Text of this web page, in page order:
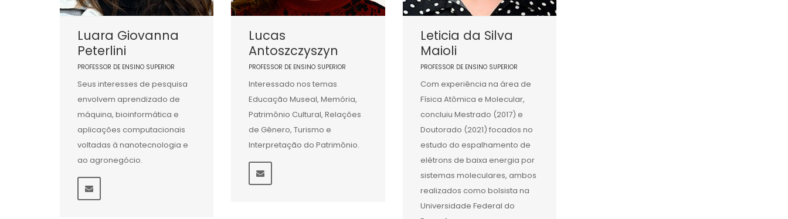
Luara Giovanna
Peterlini
PROFESSOR DE ENSINO SUPERIOR
Seus interesses de pesquisa
envolvem aprendizado de
máquina, bioinformática e
aplicações computacionais
voltadas à nanotecnologia e
ao agronegócio.
Lucas
Antoszczyszyn
PROFESSOR DE ENSINO SUPERIOR
Interessado nos temas
Educação Museal, Memória,
Patrimônio Cultural, Relações
de Gênero, Turismo e
Interpretação do Patrimônio.
Leticia da Silva
Maioli
PROFESSOR DE ENSINO SUPERIOR
Com experiência na área de
Física Atômica e Molecular,
concluiu Mestrado (2017) e
Doutorado (2021) focados no
estudo do espalhamento de
elétrons de baixa energia por
sistemas moleculares, ambos
realizados como bolsista na
Universidade Federal do